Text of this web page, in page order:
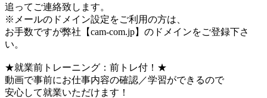
追ってご連絡致します。
※メールのドメイン設定をご利用の方は、
お手数ですが弊社【cam-com.jp】のドメインをご登録下さ
い。
★就業前トレーニング：前トレ付！★
動画で事前にお仕事内容の確認／学習ができるので
安心して就業いただけます！